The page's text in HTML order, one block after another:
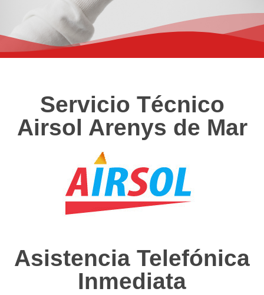
Servicio Técnico
Airsol Arenys de Mar
Asistencia Telefónica
Inmediata